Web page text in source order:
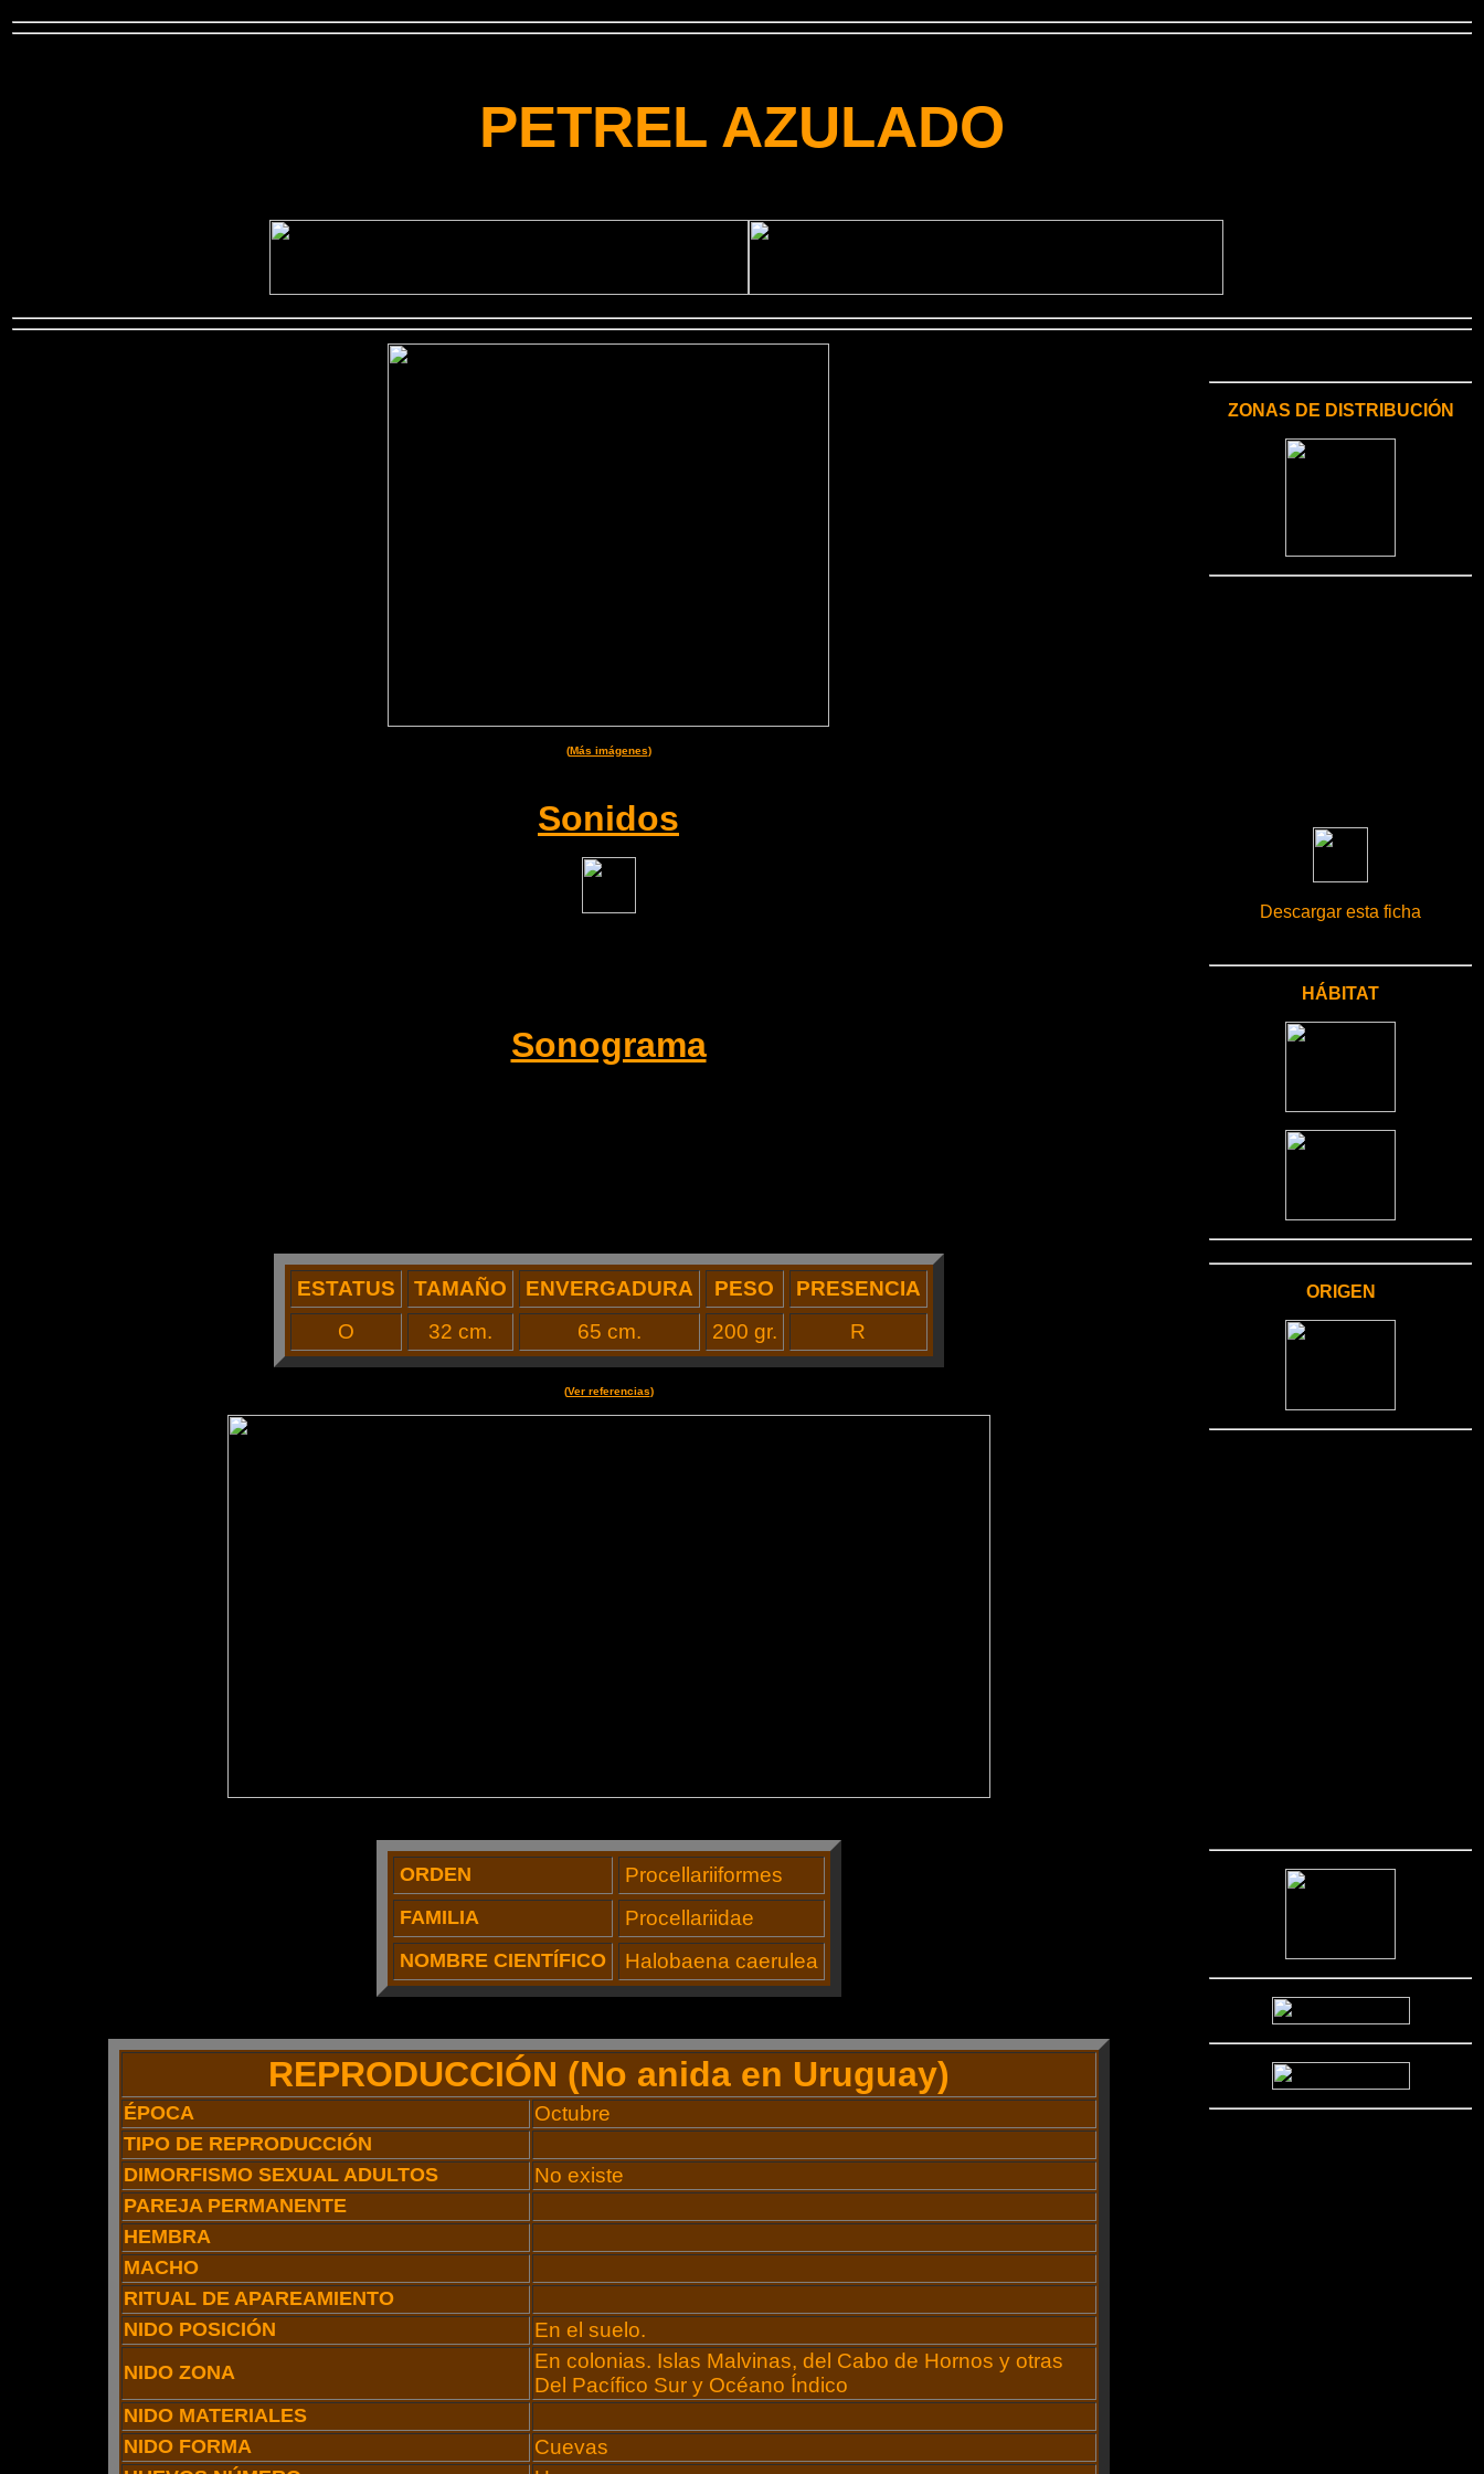
PETREL AZULADO
(Más imágenes)
ZONAS DE DISTRIBUCIÓN
Sonidos
Descargar esta ficha
Sonograma
HÁBITAT
ESTATUS TAMAÑO ENVERGADURA PESO
PRESENCIA
O
32 cm. 65 cm. 200 gr. R
(Ver referencias)
ORIGEN
ORDEN Procellariiformes
FAMILIA Procellariidae
NOMBRE CIENTÍFICO Halobaena caerulea
REPRODUCCIÓN (No anida en Uruguay)
ÉPOCA Octubre
TIPO DE REPRODUCCIÓN
DIMORFISMO SEXUAL ADULTOS
No existe
PAREJA PERMANENTE
HEMBRA
MACHO
RITUAL DE APAREAMIENTO
NIDO POSICIÓN
En el suelo.
NIDO ZONA
En colonias. Islas Malvinas, del Cabo de Hornos y otras
Del Pacífico Sur y Océano Índico
NIDO MATERIALES
NIDO FORMA
Cuevas